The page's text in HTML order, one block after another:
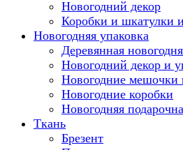
Новогодний декор
Коробки и шкатулки
Новогодняя упаковка
Деревянная
Новогодний декор и
Новогодние мешочки
Новогодние коробки
Новогодняя
Ткань
Брезент